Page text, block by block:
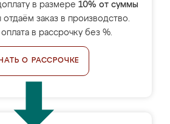
в размере 10% от суммы
отдаём заказ в производство.
в рассрочку без %.
О РАССРОЧКЕ